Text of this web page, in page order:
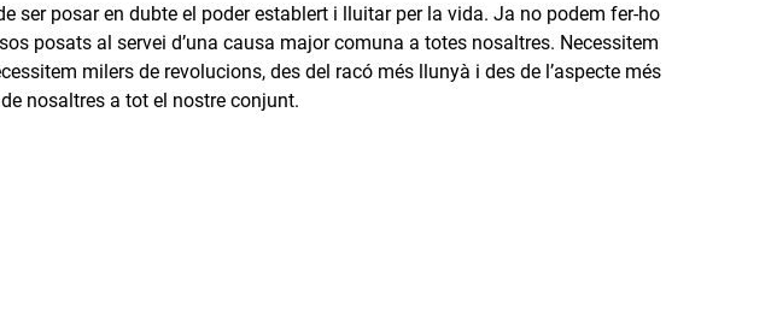
ser posar en dubte el poder establert i lluitar per la vida. Ja no podem fer-ho
posats al servei d’una causa major comuna a totes nosaltres. Necessitem
milers de revolucions, des del racó més llunyà i des de l’aspecte més
nosaltres a tot el nostre conjunt.